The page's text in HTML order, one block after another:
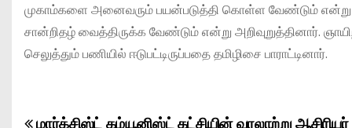
முகாம்களை அனைவரும் பயன்படுத்தி கொள்ள வேண்டும் என்று
சான்றிதழ் வைத்திருக்க வேண்டும் என்று அறிவுறுத்தினார்.
செலுத்தும் பணியில் ஈடுபட்டிருப்பதை தமிழிசை பாராட்டினார்.